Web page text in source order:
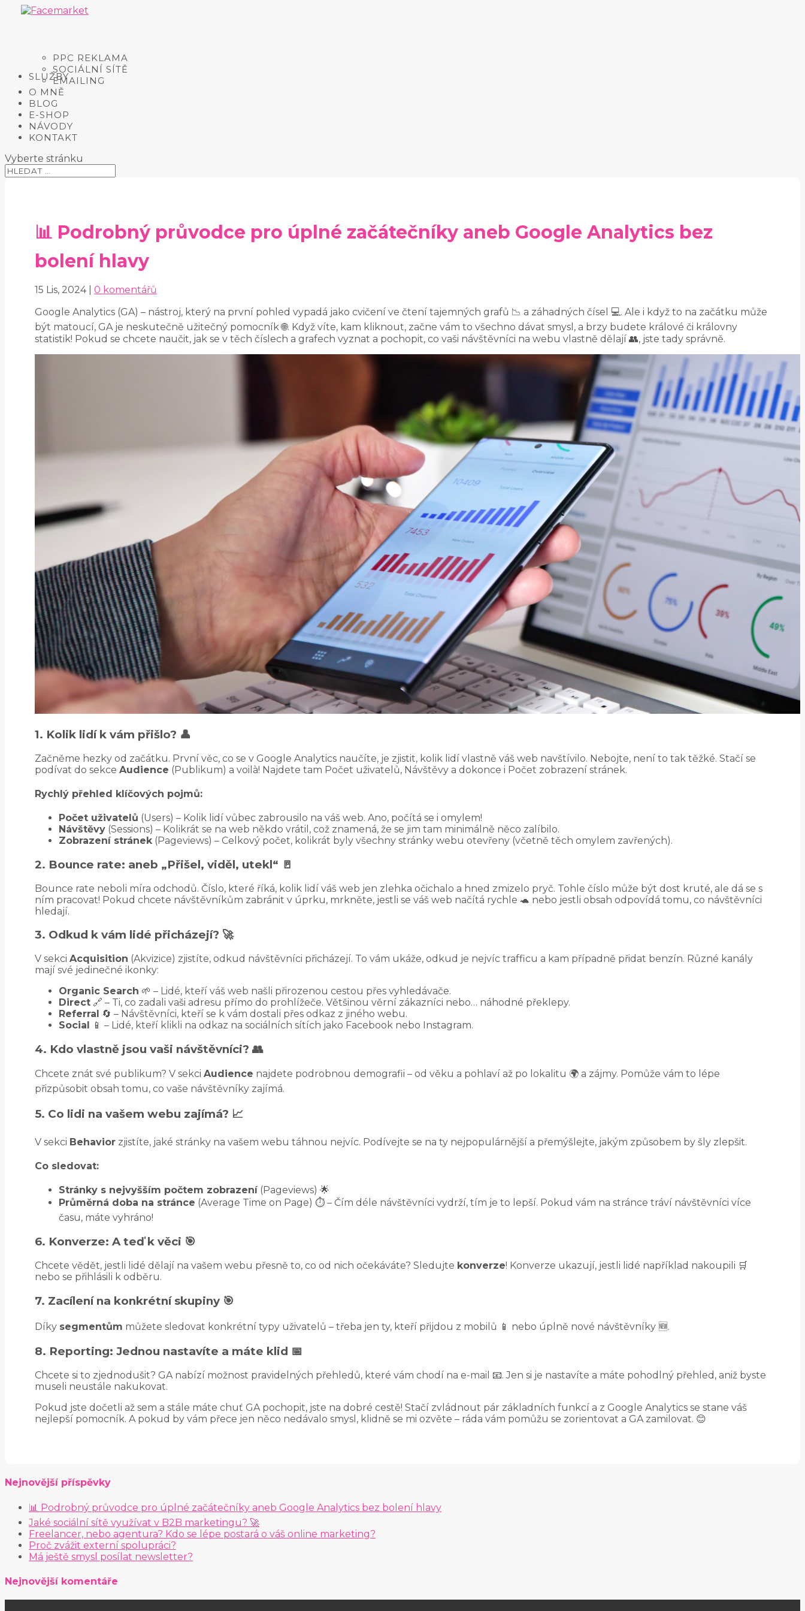
SLUŽBY
PPC REKLAMA
SOCIÁLNÍ SÍTĚ
EMAILING
O MNĚ
BLOG
E-SHOP
NÁVODY
KONTAKT
Vyberte stránku
📊 Podrobný průvodce pro úplné začátečníky aneb Google Analytics bez
bolení hlavy
15 Lis, 2024| 0 komentářů
Google Analytics (GA) – nástroj, který na první pohled vypadá jako cvičení ve čtení tajemných grafů 📉 a záhadných čísel 💻. Ale i když to na začátku může
být matoucí, GA je neskutečně užitečný pomocník 🌐. Když víte, kam kliknout, začne vám to všechno dávat smysl, a brzy budete králové či královny
statistik! Pokud se chcete naučit, jak se v těch číslech a grafech vyznat a pochopit, co vaši návštěvníci na webu vlastně dělají 👥, jste tady správně.
1. Kolik lidí k vám přišlo? 👤
Začněme hezky od začátku. První věc, co se v Google Analytics naučíte, je zjistit, kolik lidí vlastně váš web navštívilo. Nebojte, není to tak těžké. Stačí se
podívat do sekce Audience (Publikum) a voilà! Najdete tam Počet uživatelů, Návštěvy a dokonce i Počet zobrazení stránek.
Rychlý přehled klíčových pojmů:
Počet uživatelů (Users) – Kolik lidí vůbec zabrousilo na váš web. Ano, počítá se i omylem!
Návštěvy (Sessions) – Kolikrát se na web někdo vrátil, což znamená, že se jim tam minimálně něco zalíbilo.
Zobrazení stránek(Pageviews) – Celkový počet, kolikrát byly všechny stránky webu otevřeny (včetně těch omylem zavřených).
2. Bounce rate: aneb „Přišel, viděl, utekl“ 🚪
Bounce rate neboli míra odchodů. Číslo, které říká, kolik lidí váš web jen zlehka očichalo a hned zmizelo pryč. Tohle číslo může být dost kruté, ale dá se s
ním pracovat! Pokud chcete návštěvníkům zabránit v úprku, mrkněte, jestli se váš web načítá rychle 🐢 nebo jestli obsah odpovídá tomu, co návštěvníci
hledají.
3. Odkud k vám lidé přicházejí? 🚀
V sekci Acquisition (Akvizice) zjistíte, odkud návštěvníci přicházejí. To vám ukáže, odkud je nejvíc trafficu a kam případně přidat benzín. Různé kanály
mají své jedinečné ikonky:
Organic Search 🌱 – Lidé, kteří váš web našli přirozenou cestou přes vyhledávače.
Direct 🔗 – Ti, co zadali vaši adresu přímo do prohlížeče. Většinou věrní zákazníci nebo… náhodné překlepy.
Referral 🔄 – Návštěvníci, kteří se k vám dostali přes odkaz z jiného webu.
Social 📱 – Lidé, kteří klikli na odkaz na sociálních sítích jako Facebook nebo Instagram.
4. Kdo vlastně jsou vaši návštěvníci? 👥
Chcete znát své publikum? V sekci Audience najdete podrobnou demografii – od věku a pohlaví až po lokalitu 🌍 a zájmy. Pomůže vám to lépe
přizpůsobit obsah tomu, co vaše návštěvníky zajímá.
5. Co lidi na vašem webu zajímá? 📈
V sekci Behavior zjistíte, jaké stránky na vašem webu táhnou nejvíc. Podívejte se na ty nejpopulárnější a přemýšlejte, jakým způsobem by šly zlepšit.
Co sledovat:
Stránky s nejvyšším počtem zobrazení(Pageviews) 🌟
Průměrná doba na stránce (Average Time on Page) ⏱️ – Čím déle návštěvníci vydrží, tím je to lepší. Pokud vám na stránce tráví návštěvníci více
času, máte vyhráno!
6. Konverze: A teď k věci 🎯
Chcete vědět, jestli lidé dělají na vašem webu přesně to, co od nich očekáváte? Sledujte konverze! Konverze ukazují, jestli lidé například nakoupili 🛒
nebo se přihlásili k odběru.
7. Zacílení na konkrétní skupiny 🎯
Díky segmentům můžete sledovat konkrétní typy uživatelů – třeba jen ty, kteří přijdou z mobilů 📱 nebo úplně nové návštěvníky 🆕.
8. Reporting: Jednou nastavíte a máte klid 📅
Chcete si to zjednodušit? GA nabízí možnost pravidelných přehledů, které vám chodí na e-mail 📧. Jen si je nastavíte a máte pohodlný přehled, aniž byste
museli neustále nakukovat.
Pokud jste dočetli až sem a stále máte chuť GA pochopit, jste na dobré cestě! Stačí zvládnout pár základních funkcí a z Google Analytics se stane váš
nejlepší pomocník. A pokud by vám přece jen něco nedávalo smysl, klidně se mi ozvěte – ráda vám pomůžu se zorientovat a GA zamilovat. 😊
Nejnovější příspěvky
📊 Podrobný průvodce pro úplné začátečníky aneb Google Analytics bez bolení hlavy
Jaké sociální sítě využívat v B2B marketingu? 🚀
Freelancer, nebo agentura? Kdo se lépe postará o váš online marketing?
Proč zvážit externí spolupráci?
Má ještě smysl posílat newsletter?
Nejnovější komentáře